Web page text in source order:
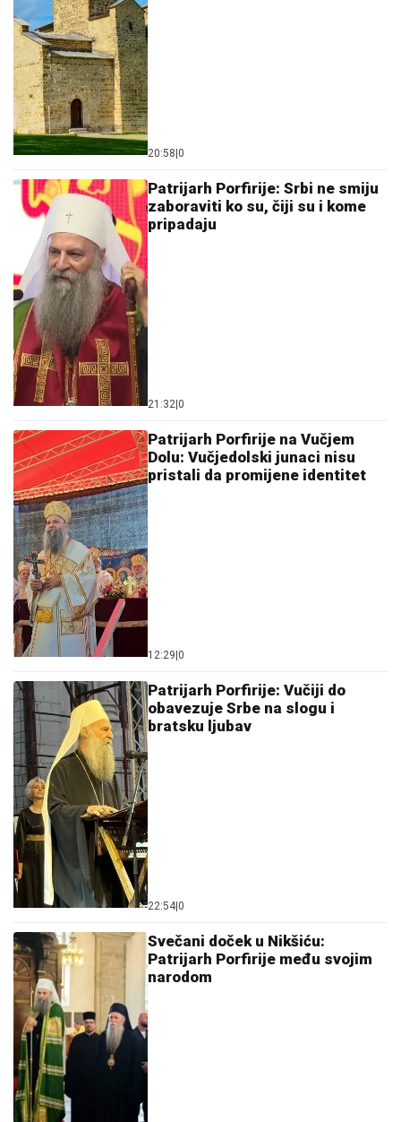
20:58 0
Patrijarh Porfirije: Srbi ne smiju
zaboraviti ko su, čiji su i kome
pripadaju
21:32 0
Patrijarh Porfirije na Vučjem
Dolu: Vučjedolski junaci nisu
pristali da promijene identitet
12:29 0
Patrijarh Porfirije: Vučiji do
obavezuje Srbe na slogu i
bratsku ljubav
22:54 0
Svečani doček u Nikšiću:
Patrijarh Porfirije među svojim
narodom